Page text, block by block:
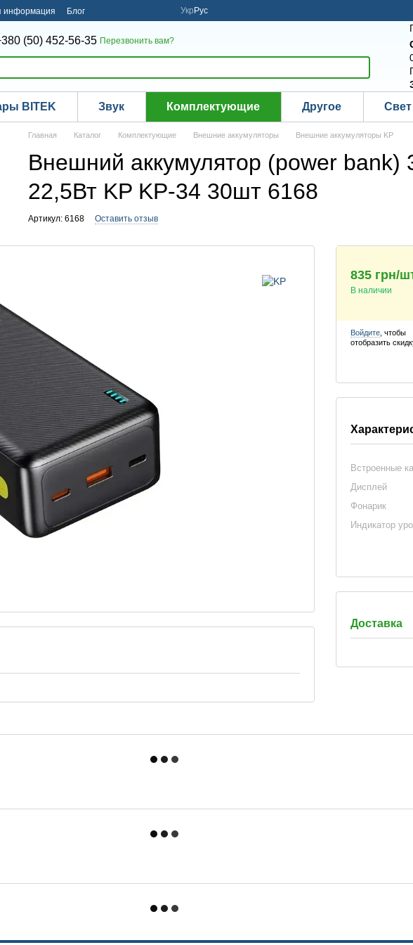
информация Блог Укр Рус
(50) 452-56-35 Перезвонить вам?
BITEK Звук Комплектующие Другое Свет
Главная Каталог Комплектующие Внешние аккумуляторы Внешние аккумуляторы KP
Внешний аккумулятор (power bank)
22,5Вт KP KP-34 30шт 6168
Артикул: 6168 Оставить отзыв
835 грн/
В наличии
Войдите , чтобы
отобразить
Встроенные
Дисплей
Фонарик
Индикатор
Доставка